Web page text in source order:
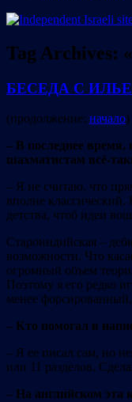
Tag Archives:
БЕСЕДА С
(продолжение: начало)
– В последнее
шахматистам всё-
– Я не считаю, что
вполне
детства, чтоб идеи
Староиндийская –
возможности. Что
огромный объем
Поэтому я его редко
менее
– Кто помогал в
– Я ее писал сам, но
или 11 разделов.
– На английском эта